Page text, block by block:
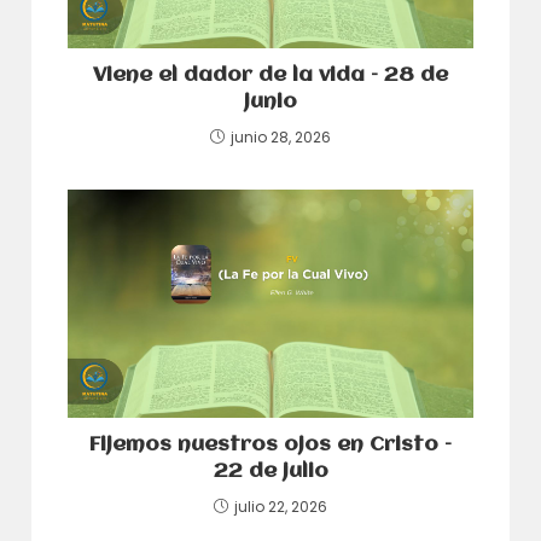
Viene el dador de la vida – 28 de
junio
junio 28, 2026
Fijemos nuestros ojos en Cristo –
22 de julio
julio 22, 2026